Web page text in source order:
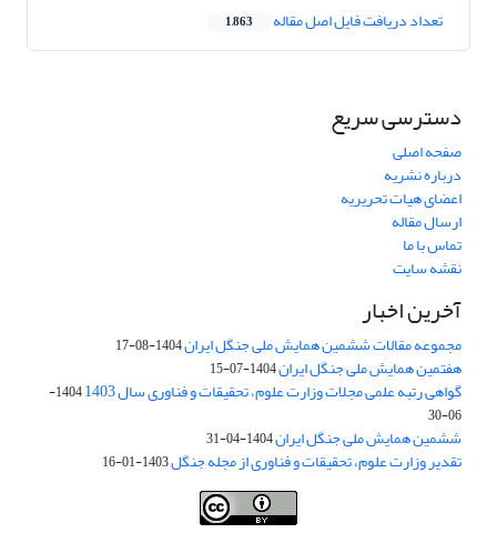
تعداد دریافت فایل اصل مقاله 1,863
دسترسی سریع
صفحه اصلی
درباره نشریه
اعضای هیات تحریریه
ارسال مقاله
تماس با ما
نقشه سایت
آخرین اخبار
مجموعه مقالات ششمین همایش ملی جنگل ایران1404-08-17
هفتمین همایش ملی جنگل ایران1404-07-15
گواهی رتبه علمی مجلات وزارت علوم، تحقیقات و فناوری سال 1403
1404-
06-30
ششمین همایش ملی جنگل ایران1404-04-31
تقدیر وزارت علوم، تحقیقات و فناوری از مجله جنگل1403-01-16